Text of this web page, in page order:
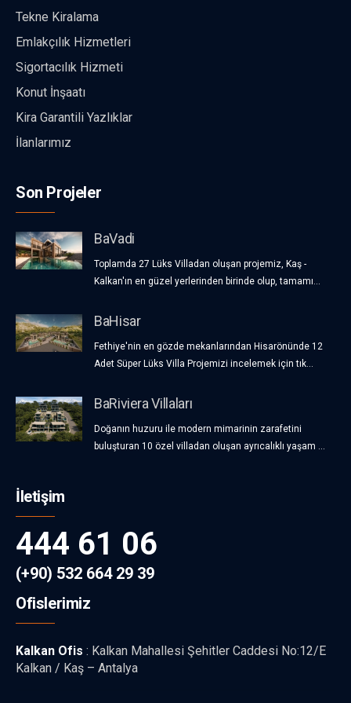
Tekne Kiralama
Emlakçılık Hizmetleri
Sigortacılık Hizmeti
Konut İnşaatı
Kira Garantili Yazlıklar
İlanlarımız
Son Projeler
BaVadi
Toplamda 27 Lüks Villadan oluşan projemiz, Kaş -
Kalkan'ın en güzel yerlerinden birinde olup, tamamı...
BaHisar
Fethiye'nin en gözde mekanlarından Hisarönünde 12
Adet Süper Lüks Villa Projemizi incelemek için tık...
BaRiviera Villaları
Doğanın huzuru ile modern mimarinin zarafetini
buluşturan 10 özel villadan oluşan ayrıcalıklı yaşam ...
İletişim
444 61 06
(+90) 532 664 29 39
Ofislerimiz
Kalkan Ofis : Kalkan Mahallesi Şehitler Caddesi No:12/E
Kalkan / Kaş – Antalya